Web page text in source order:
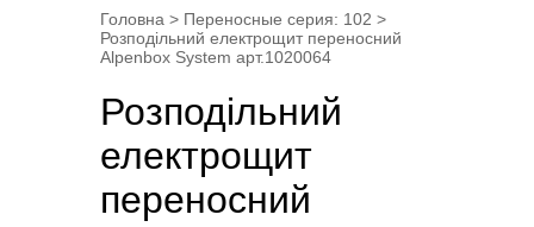
Головна > Переносные cерия: 102 >
Розподільний електрощит переносний
Alpenbox System арт.1020064
Розподільний
електрощит
переносний